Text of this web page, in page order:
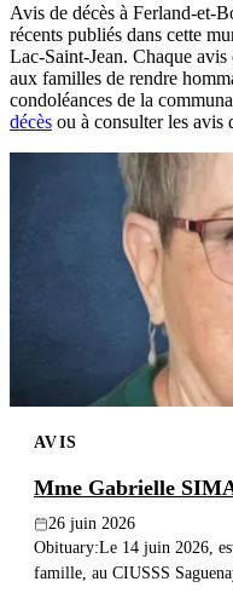
Par région
Par ville
Maisons funéraires
Avis de décès à Ferland-et-
récents publiés dans cette
Lac-Saint-Jean. Chaque
aux familles de rendre
condoléances de la
décès ou à consulter les avis
AVIS
Mme Gabrielle
26 juin 2026
Obituary:Le 14 juin 2026,
famille, au CIUSSS